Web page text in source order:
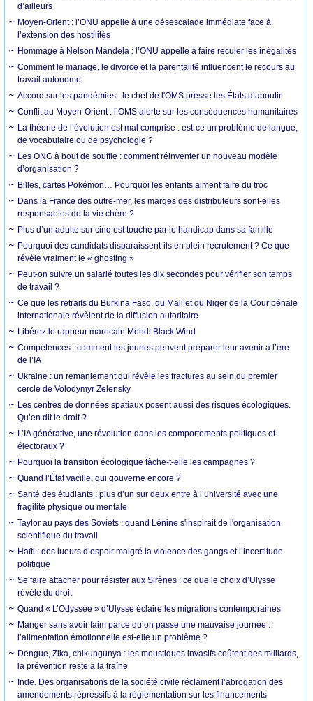
d’ailleurs
Moyen-Orient : l’ONU appelle à une désescalade immédiate face à
l’extension des hostilités
Hommage à Nelson Mandela : l’ONU appelle à faire reculer les inégalités
Comment le mariage, le divorce et la parentalité influencent le recours au
travail autonome
Accord sur les pandémies : le chef de l'OMS presse les États d’aboutir
Conflit au Moyen-Orient : l’OMS alerte sur les conséquences humanitaires
La théorie de l’évolution est mal comprise : est-ce un problème de langue,
de vocabulaire ou de psychologie ?
Les ONG à bout de souffle : comment réinventer un nouveau modèle
d’organisation ?
Billes, cartes Pokémon… Pourquoi les enfants aiment faire du troc
Dans la France des outre-mer, les marges des distributeurs sont-elles
responsables de la vie chère ?
Plus d’un adulte sur cinq est touché par le handicap dans sa famille
Pourquoi des candidats disparaissent-ils en plein recrutement ? Ce que
révèle vraiment le « ghosting »
Peut-on suivre un salarié toutes les dix secondes pour vérifier son temps
de travail ?
Ce que les retraits du Burkina Faso, du Mali et du Niger de la Cour pénale
internationale révèlent de la diffusion autoritaire
Libérez le rappeur marocain Mehdi Black Wind
Compétences : comment les jeunes peuvent préparer leur avenir à l’ère
de l’IA
Ukraine : un remaniement qui révèle les fractures au sein du premier
cercle de Volodymyr Zelensky
Les centres de données spatiaux posent aussi des risques écologiques.
Qu’en dit le droit ?
L’IA générative, une révolution dans les comportements politiques et
électoraux ?
Pourquoi la transition écologique fâche-t-elle les campagnes ?
Quand l’État vacille, qui gouverne encore ?
Santé des étudiants : plus d’un sur deux entre à l’université avec une
fragilité physique ou mentale
Taylor au pays des Soviets : quand Lénine s'inspirait de l'organisation
scientifique du travail
Haïti : des lueurs d’espoir malgré la violence des gangs et l’incertitude
politique
Se faire attacher pour résister aux Sirènes : ce que le choix d’Ulysse
révèle du droit
Quand « L’Odyssée » d’Ulysse éclaire les migrations contemporaines
Manger sans avoir faim parce qu’on passe une mauvaise journée :
l’alimentation émotionnelle est-elle un problème ?
Dengue, Zika, chikungunya : les moustiques invasifs coûtent des milliards,
la prévention reste à la traîne
Inde. Des organisations de la société civile réclament l’abrogation des
amendements répressifs à la réglementation sur les financements